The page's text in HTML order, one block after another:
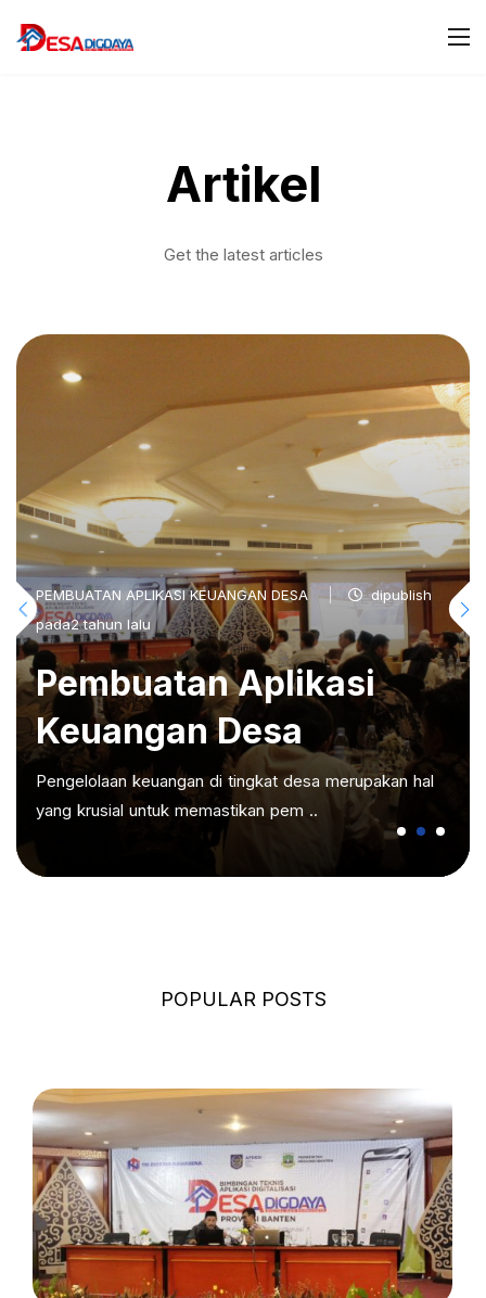
Artikel
Get the latest articles
PEMBUATAN APLIKASI KEUANGAN DESA
dipublish
pada2 tahun lalu
Pembuatan Aplikasi
Keuangan Desa
Pengelolaan keuangan di tingkat desa merupakan hal
yang krusial untuk memastikan pem ..
POPULAR POSTS